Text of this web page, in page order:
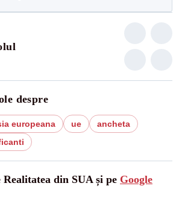
despre
europeana ue
ancheta
din SUA și pe Google